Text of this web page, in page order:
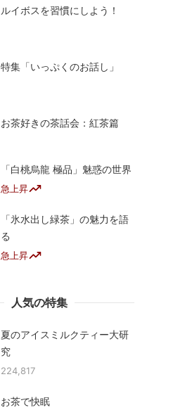
ルイボスを習慣にしよう！
特集「いっぷくのお話し」
お茶好きの茶話会：紅茶篇
「白桃烏龍 極品」魅惑の世界
急上昇
「氷水出し緑茶」の魅力を語
る
急上昇
人気の特集
夏のアイスミルクティー大研
究
224,817
お茶で快眠